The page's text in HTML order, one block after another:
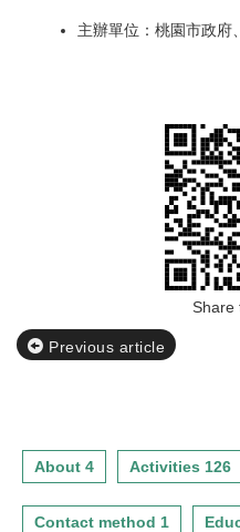
主辦單位：桃園市政府
Share
Previous article
About 4 Activities 126
Contact method 1